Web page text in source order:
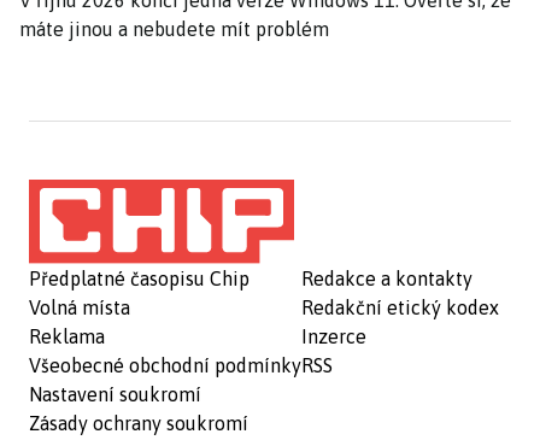
máte jinou a nebudete mít problém
Předplatné časopisu Chip
Volná místa
Reklama
Všeobecné obchodní podmínky
Nastavení soukromí
Zásady ochrany soukromí
Redakce a kontakty
Redakční etický kodex
Inzerce
RSS